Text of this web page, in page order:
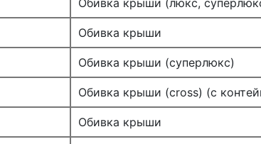
Обивка крыши (люкс,
Обивка крыши
Обивка крыши (суперлюкс)
Обивка крыши (cross) (с
Обивка крыши